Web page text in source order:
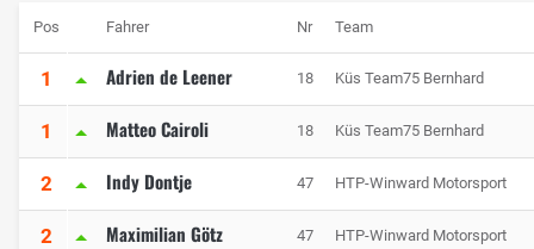
Pos Fahrer Nr Team
1 Adrien de Leener 18 Küs Team75 Bernhard
1 Matteo Cairoli 18 Küs Team75 Bernhard
2 Indy Dontje 47 HTP-Winward Motorsport
2 Maximilian Götz 47 HTP-Winward Motorsport